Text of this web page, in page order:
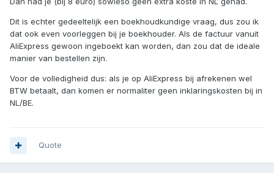
Alvast bedankt voor de reactie.
Groetjes Anouk
Dit is echter gedeeltelijk een boekhoudkundige vraag, dus zou ik
dat ook even voorleggen bij je boekhouder. Als de factuur vanuit
AliExpress gewoon ingeboekt kan worden, dan zou dat de ideale
manier van bestellen zijn.
Voor de volledigheid dus: als je op AliExpress bij afrekenen wel
BTW betaalt, dan komen er normaliter geen inklaringskosten bij in
NL/BE.
Quote